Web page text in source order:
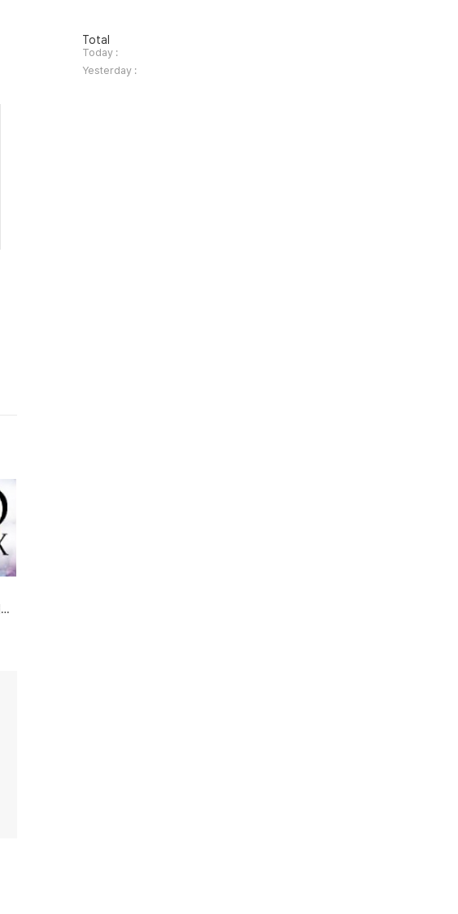
인
기
글
방
문
자
수
Total
Today :
Yesterday :